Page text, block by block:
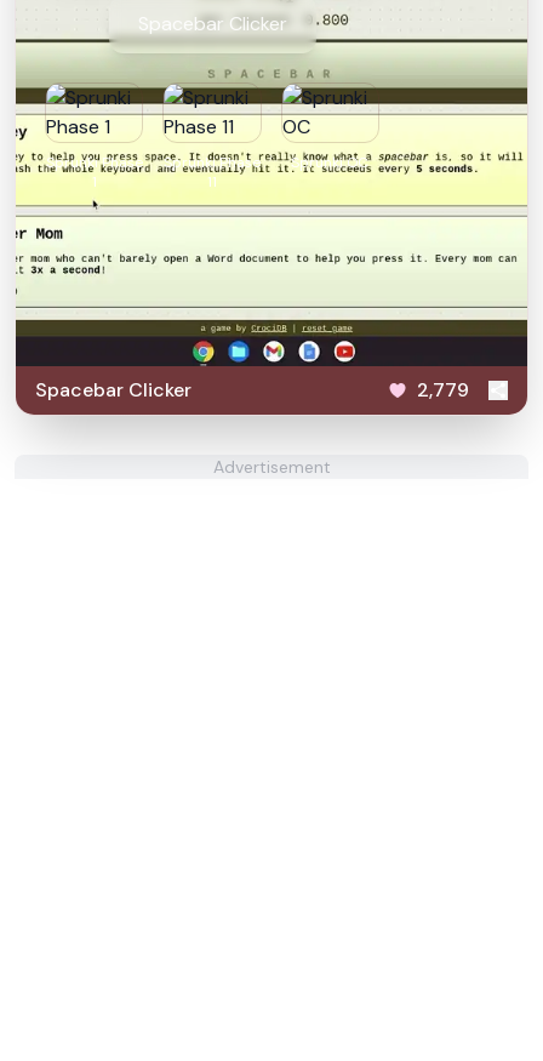
Spacebar Clicker
Sprunki Phase
1
Sprunki Phase
11
Sprunki OC
Spacebar Clicker 2,779
Advertisement